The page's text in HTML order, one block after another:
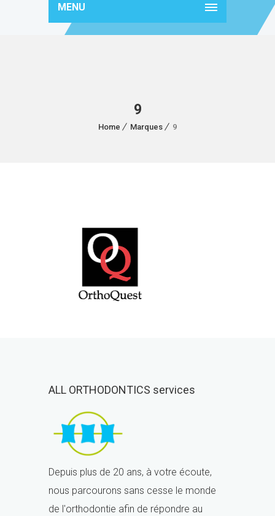
MENU
9
Home Marques 9
ALL ORTHODONTICS services
Depuis plus de 20 ans, à votre écoute,
nous parcourons sans cesse le monde
de l'orthodontie afin de répondre au